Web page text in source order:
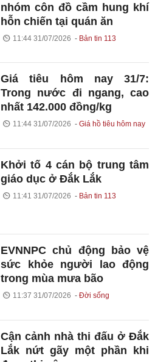
nhóm côn đồ cầm hung khí
hỗn chiến tại quán ăn
11:44 31/07/2026 Bản tin 113
Giá tiêu hôm nay 31/7:
Trong nước đi ngang, cao
nhất 142.000 đồng/kg
11:44 31/07/2026 Giá hồ tiêu hôm nay
Khởi tố 4 cán bộ trung tâm
giáo dục ở Đắk Lắk
11:41 31/07/2026 Bản tin 113
EVNNPC chủ động bảo vệ
sức khỏe người lao động
trong mùa mưa bão
11:37 31/07/2026 Đời sống
Cận cảnh nhà thi đấu ở Đắk
Lắk nứt gãy một phần khi